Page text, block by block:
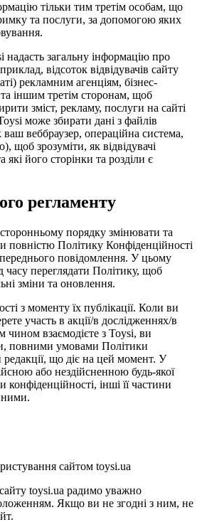
тільки тим третім особам, що
та послуги, за допомогою яких
загальну інформацію про
відсоток відвідувачів сайту
рекламним агенціям, бізнес-
іншим третім сторонам, щоб
зміст, рекламу, послуги на сайті
може збирати дані з файлів
ваш веббраузер, операційна система,
щоб зрозуміти, як відвідувачі
його сторінки та розділи є
регламенту
порядку змінювати та
повністю Політику Конфіденційності
повідомлення. У цьому
часу переглядати Політику, щоб
зміни та оновлення.
з моменту їх публікації. Коли ви
участь в акції/в дослідженнях/в
чином взаємодієте з Toysi, ви
повними умовами Політики
редакції, що діє на цей момент. У
або нездійсненною будь-якої
інші її частини
сайтом toysi.ua
toysi.ua радимо уважно
Якщо ви не згодні з ним, не